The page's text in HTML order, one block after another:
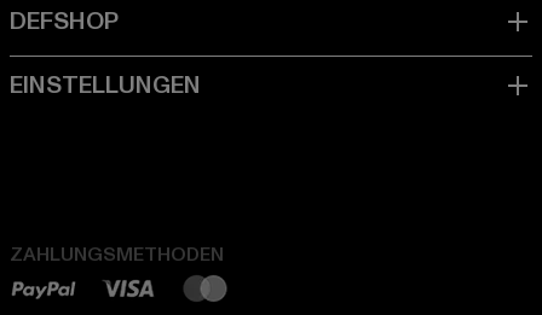
ZAHLUNGSMETHODEN